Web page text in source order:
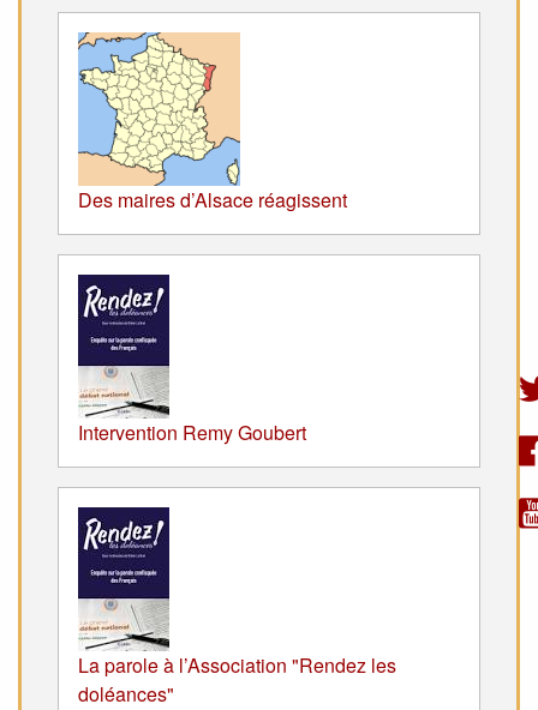
Des maires d’Alsace réagissent
Intervention Remy Goubert
La parole à l’Association "Rendez les
doléances"